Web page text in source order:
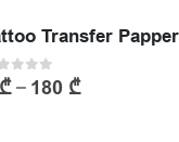
of 5
₾– 180 ₾